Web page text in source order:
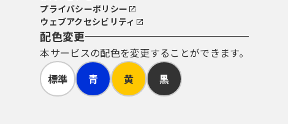
プライバシーポリシー
ウェブアクセシビリティ
配色変更
本サービスの配色を変更することができます。
標準
青 黄 黒